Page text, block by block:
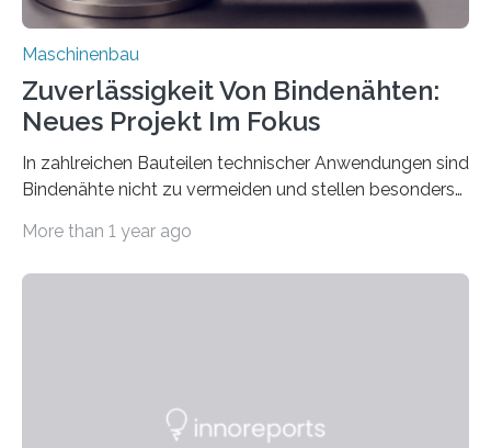
Maschinenbau
Zuverlässigkeit Von Bindenähten:
Neues Projekt Im Fokus
In zahlreichen Bauteilen technischer Anwendungen sind
Bindenähte nicht zu vermeiden und stellen besonders
Matrixmaterials eine große Herausforderung dar.
Durch den verstärkten Einsatz von Rezyklaten
More than 1 year ago